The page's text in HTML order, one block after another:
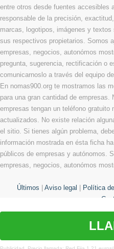
entre otros desde fuentes accesibles
responsable de la precisión,
marcas, logotipos, imágenes y
sus respectivos propietarios. Somos
empresas, negocios, autonómos
pregunta, sugerencia, rectificación o
comunicarnoslo a través del equipo
En nomas900.org te mostramos las
para una gran cantidad de empresas.
empresas tengan un teléfono
actualizados. No existe relación
el sitio. Si tienes algún problema,
información mostrada en ésta ficha
públicos de empresas y autónomos.
empresas, negocios, autonómos
Últimos Aviso legal Política
¿Te hemos